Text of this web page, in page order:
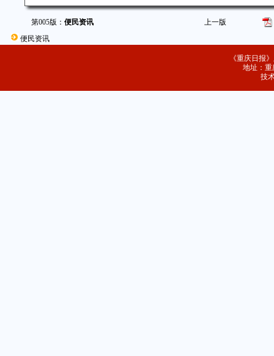
第005版：便民资讯
上一版
便民资讯
《重庆日报
地址：重
技